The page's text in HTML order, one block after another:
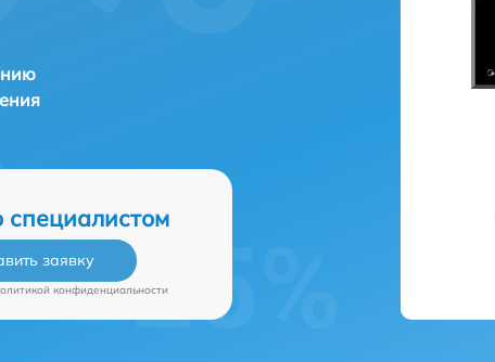
специалистом
заявку
конфиденциальности